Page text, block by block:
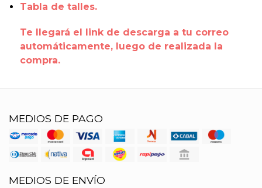
Tabla de talles.
Te llegará el link de descarga a tu correo
automáticamente, luego de realizada la
compra.
MEDIOS DE PAGO
MEDIOS DE ENVÍO